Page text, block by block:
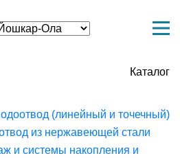
Каталог
(линейный и точечный)
из нержавеющей стали
и системы накопления и